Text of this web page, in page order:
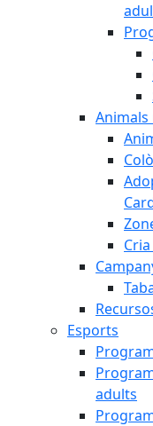
Esports
adults